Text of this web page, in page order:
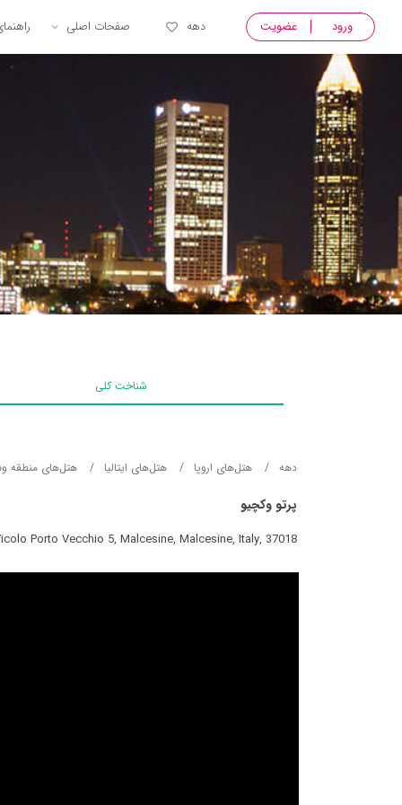
ورود عضویت دهه صفحات اصلی
شناخت کلی
دهه هتل‌های اروپا هتل‌های ایتالیا هتل‌های منطقه
پرتو وکچیو
Porto Vecchio 5, Malcesine, Malcesine, Italy, 37018